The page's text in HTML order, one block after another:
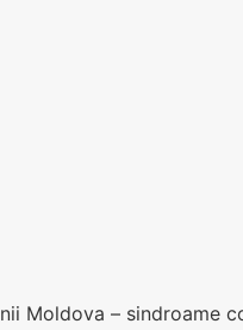
Moldova – sindroame